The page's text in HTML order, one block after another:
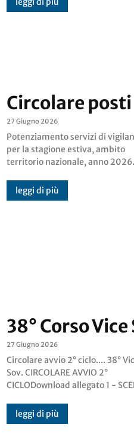
Circolare
27 Giugno 2026
Potenziamento servizi di
per la stagione estiva, ambito
territorio nazionale, anno
DIREZIONE CENTRALE
SERVIZI DI RAGIONERIA - Circolare
leggi di più
38° Corso
27 Giugno 2026
Circolare avvio 2° ciclo.... 38° Vice
Sov. CIRCOLARE AVVIO 2°
CICLODownload allegato 1 - SCELTA
FRUIZIONE CORSO -Download
allegato 2 - FOGLIO NOTIZIE -
leggi di più